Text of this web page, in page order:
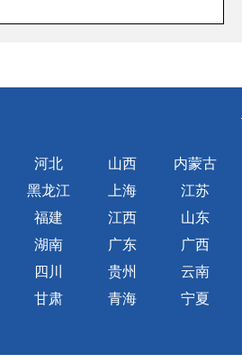
河北 山西
内蒙古
黑龙江 上海
江苏
福建 江西
山东
湖南 广东
广西
四川 贵州
云南
甘肃 青海
宁夏